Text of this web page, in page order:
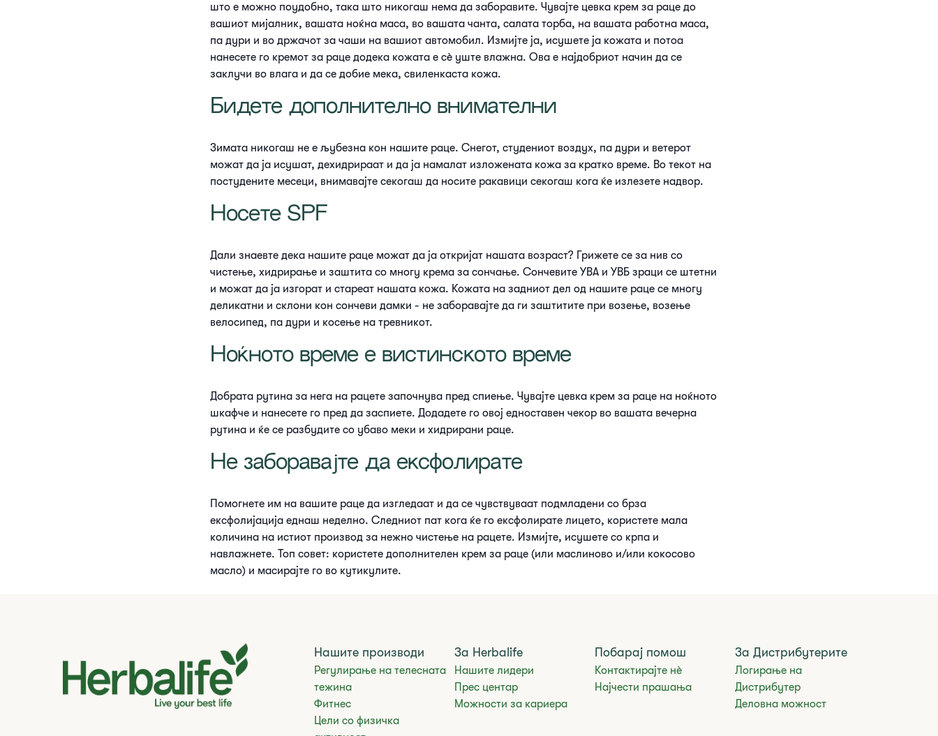
што е можно поудобно, така што никогаш нема да заборавите. Чувајте цевка крем за раце до
вашиот мијалник, вашата ноќна маса, во вашата чанта, салата торба, на вашата работна маса,
па дури и во држачот за чаши на вашиот автомобил. Измијте ја, исушете ја кожата и потоа
нанесете го кремот за раце додека кожата е сè уште влажна. Ова е најдобриот начин да се
заклучи во влага и да се добие мека, свиленкаста кожа.
Бидете дополнително внимателни
Зимата никогаш не е љубезна кон нашите раце. Снегот, студениот воздух, па дури и ветерот
можат да ја исушат, дехидрираат и да ја намалат изложената кожа за кратко време. Во текот на
постудените месеци, внимавајте секогаш да носите ракавици секогаш кога ќе излезете надвор.
Носете SPF
Дали знаевте дека нашите раце можат да ја откријат нашата возраст? Грижете се за нив со
чистење, хидрирање и заштита со многу крема за сончање. Сончевите УВА и УВБ зраци се штетни
и можат да ја изгорат и стареат нашата кожа. Кожата на задниот дел од нашите раце се многу
деликатни и склони кон сончеви дамки - не заборавајте да ги заштитите при возење, возење
велосипед, па дури и косење на тревникот.
Ноќното време е вистинското време
Добрата рутина за нега на рацете започнува пред спиење. Чувајте цевка крем за раце на ноќното
шкафче и нанесете го пред да заспиете. Додадете го овој едноставен чекор во вашата вечерна
рутина и ќе се разбудите со убаво меки и хидрирани раце.
Не заборавајте да ексфолирате
Помогнете им на вашите раце да изгледаат и да се чувствуваат подмладени со брза
ексфолијација еднаш неделно. Следниот пат кога ќе го ексфолирате лицето, користете мала
количина на истиот производ за нежно чистење на рацете. Измијте, исушете со крпа и
навлажнете. Топ совет: користете дополнителен крем за раце (или маслиново и/или кокосово
масло) и масирајте го во кутикулите.
Нашите производи
Регулирање на телесната
тежина
Фитнес
Цели со физичка
За Herbalife
Нашите лидери
Прес центар
Можности за кариера
Побарај помош
Контактирајте нè
Најчести прашања
За Дистрибутерите
Логирање на
Дистрибутер
Деловна можност